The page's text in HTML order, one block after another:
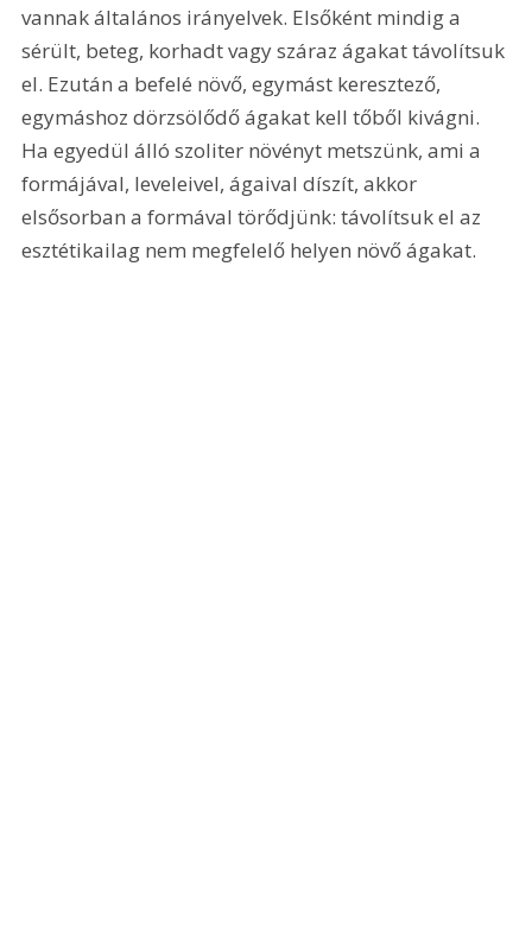
vannak általános irányelvek. Elsőként mindig a
sérült, beteg, korhadt vagy száraz ágakat távolítsuk
el. Ezután a befelé növő, egymást keresztező,
egymáshoz dörzsölődő ágakat kell tőből kivágni.
Ha egyedül álló szoliter növényt metszünk, ami a
formájával, leveleivel, ágaival díszít, akkor
elsősorban a formával törődjünk: távolítsuk el az
esztétikailag nem megfelelő helyen növő ágakat.